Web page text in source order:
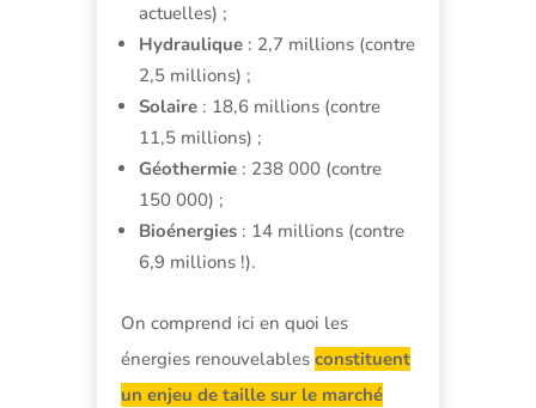
actuelles) ;
Hydraulique: 2,7 millions (contre
2,5 millions) ;
Solaire: 18,6 millions (contre
11,5 millions) ;
Géothermie: 238 000 (contre
150 000) ;
Bioénergies: 14 millions (contre
6,9 millions !).
On comprend ici en quoi les
énergies renouvelables constituent
un enjeu de taille sur le marché